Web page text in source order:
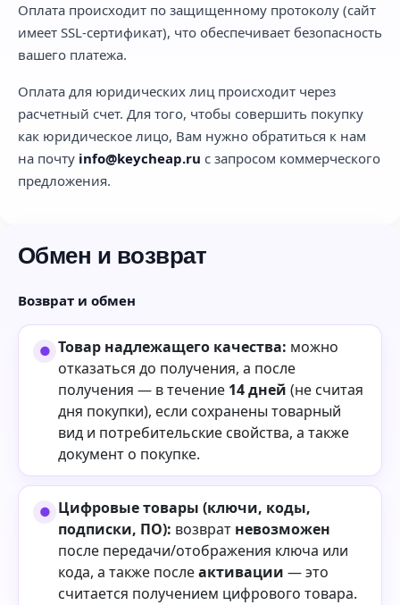
Оплата происходит по защищенному протоколу (сайт
имеет SSL-сертификат), что обеспечивает безопасность
вашего платежа.
Оплата для юридических лиц происходит через
расчетный счет. Для того, чтобы совершить покупку
как юридическое лицо, Вам нужно обратиться к нам
на почту info@keycheap.ru с запросом коммерческого
предложения.
Обмен и возврат
Возврат и обмен
Товар надлежащего качества: можно
отказаться до получения, а после
получения — в течение 14 дней (не считая
дня покупки), если сохранены товарный
вид и потребительские свойства, а также
документ о покупке.
Цифровые товары (ключи, коды,
подписки, ПО): возврат невозможен
после передачи/отображения ключа или
кода, а также послеактивации — это
считается получением цифрового товара.